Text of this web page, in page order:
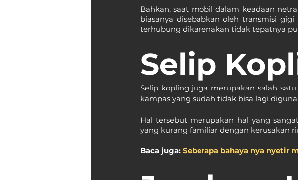
Bahkan, saat mobil dalam keadaan
biasanya disebabkan oleh transmisi
terhubung dikarenakan tidak tepatnya
Selip
Selip kopling juga merupakan salah
kampas yang sudah tidak bisa lagi
Hal tersebut merupakan hal yang
yang kurang familiar dengan kerusakan
Baca juga: Seberapa bahaya nya nyetir